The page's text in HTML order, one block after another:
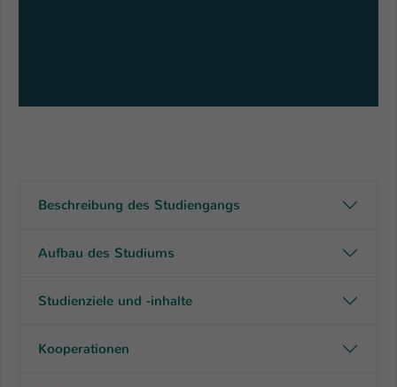
Beschreibung des Studiengangs
Aufbau des Studiums
Studienziele und -inhalte
Kooperationen